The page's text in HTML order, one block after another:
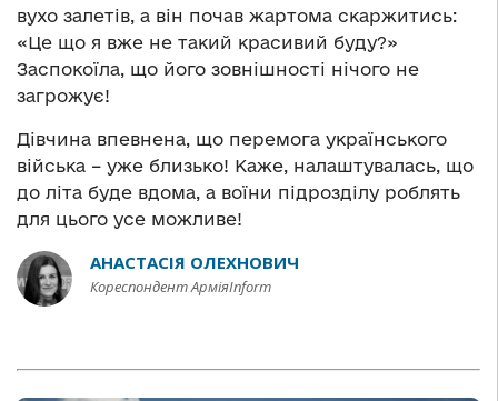
вухо залетів, а він почав жартома скаржитись:
«Це що я вже не такий красивий буду?»
Заспокоїла, що його зовнішності нічого не
загрожує!
Дівчина впевнена, що перемога українського
війська – уже близько! Каже, налаштувалась, що
до літа буде вдома, а воїни підрозділу роблять
для цього усе можливе!
АНАСТАСІЯ ОЛЕХНОВИЧ
Кореспондент АрміяInform